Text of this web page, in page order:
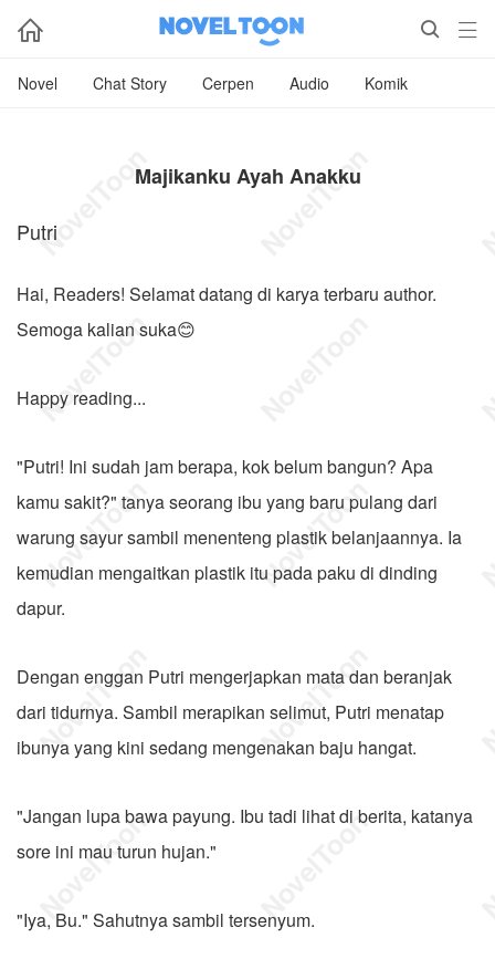
  
Novel Chat Story Cerpen Audio Komik
Majikanku Ayah Anakku
Putri
Hai, Readers! Selamat datang di karya terbaru author.
Semoga kalian suka😊
Happy reading...
"Putri! Ini sudah jam berapa, kok belum bangun? Apa
kamu sakit?" tanya seorang ibu yang baru pulang dari
warung sayur sambil menenteng plastik belanjaannya. Ia
kemudian mengaitkan plastik itu pada paku di dinding
dapur.
Dengan enggan Putri mengerjapkan mata dan beranjak
dari tidurnya. Sambil merapikan selimut, Putri menatap
ibunya yang kini sedang mengenakan baju hangat.
"Jangan lupa bawa payung. Ibu tadi lihat di berita, katanya
sore ini mau turun hujan."
"Iya, Bu." Sahutnya sambil tersenyum.